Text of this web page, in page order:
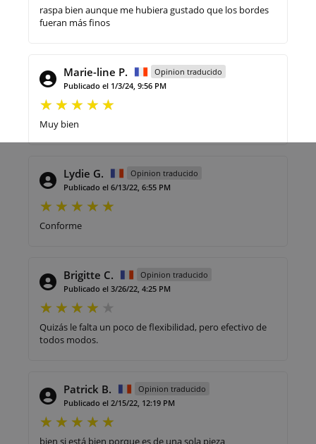
raspa bien aunque me hubiera gustado que los bordes
fueran más finos
Marie-line P.
Opinion traducido
Publicado el 1/3/24, 9:56 PM
Muy bien
Lydie G.
Opinion traducido
Publicado el 6/13/22, 6:55 PM
Conforme
Brigitte C.
Opinion traducido
Publicado el 3/26/22, 4:25 PM
Quizás le falta un poco de flexibilidad, pero efectivo de
todos modos.
Patrick B.
Opinion traducido
Publicado el 2/15/22, 12:19 PM
bien si está bien porque es de una sola pieza